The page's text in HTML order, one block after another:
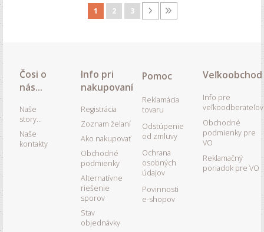
1 2 3
Čosi o
nás...
Naše
story...
Naše
kontakty
Info pri
nakupovaní
Registrácia
Zoznam želaní
Ako nakupovať
Obchodné
podmienky
Alternatívne
riešenie
sporov
Stav
objednávky
Pomoc
Reklamácia
tovaru
Odstúpenie
od zmluvy
Ochrana
osobných
údajov
Povinnosti
e-shopov
Veľkoobchod
Info pre
veľkoodberateľov
Obchodné
podmienky pre
VO
Reklamačný
poriadok pre VO